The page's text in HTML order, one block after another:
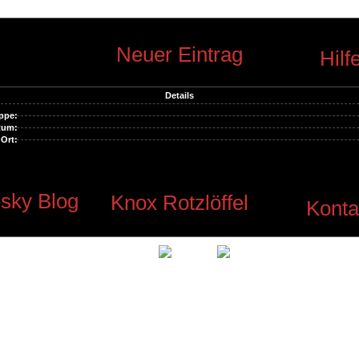
Neuer Eintrag
Details
Ort:
Blog Knox Rotzlöffel